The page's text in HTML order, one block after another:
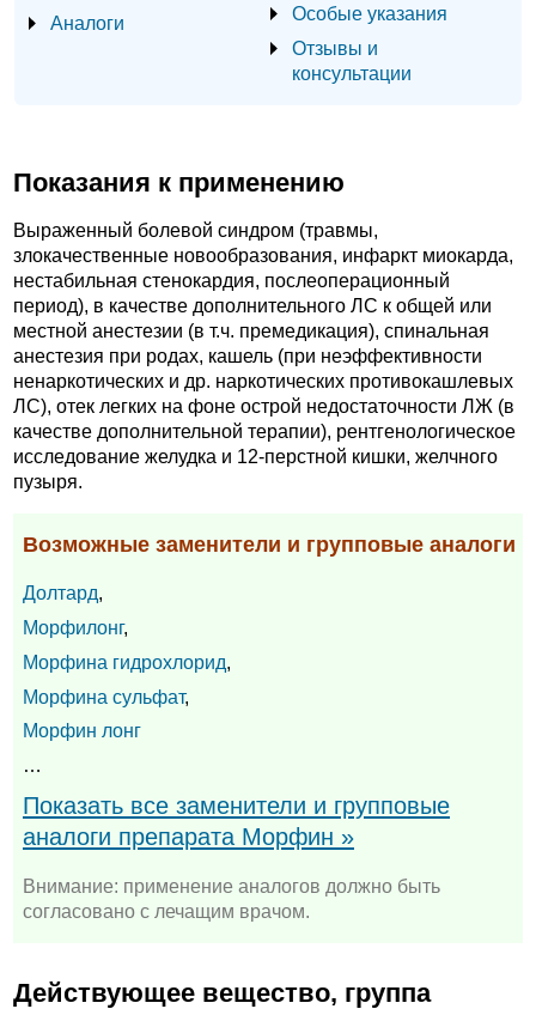
Аналоги
Особые указания
Отзывы и
консультации
Показания к применению
Выраженный болевой синдром (травмы,
злокачественные новообразования, инфаркт миокарда,
нестабильная стенокардия, послеоперационный
период), в качестве дополнительного ЛС к общей или
местной анестезии (в т.ч. премедикация), спинальная
анестезия при родах, кашель (при неэффективности
ненаркотических и др. наркотических противокашлевых
ЛС), отек легких на фоне острой недостаточности ЛЖ (в
качестве дополнительной терапии), рентгенологическое
исследование желудка и 12-перстной кишки, желчного
пузыря.
Возможные заменители и групповые аналоги
Долтард,
Морфилонг,
Морфина гидрохлорид,
Морфина сульфат,
Морфин лонг
…
Показать все заменители и групповые
аналоги препарата Морфин »
Внимание: применение аналогов должно быть
согласовано с лечащим врачом.
Действующее вещество, группа